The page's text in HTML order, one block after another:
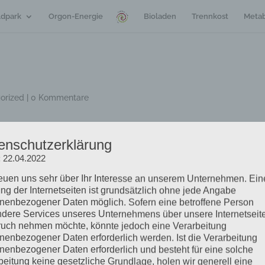
Orgon-Energie Bioladen Trennkost
0 Kommentare
und Schwung im Alltag. Das Abnehmen ging quasi
müssen. Die Auswahl an Lebensmitteln, die man essen darf,
Ich mache auf jeden Fall weiter auf diesem Weg!
22.04.2022
uns sehr über Ihr Interesse an unserem Unternehmen.
der Internetseiten ist grundsätzlich ohne jede Angabe
Daten möglich. Sofern eine betroffene Person
Services unseres Unternehmens über unsere
nehmen möchte, könnte jedoch eine Verarbeitung
Daten erforderlich werden. Ist die Verarbeitung
Daten erforderlich und besteht für eine solche
keine gesetzliche Grundlage, holen wir generell eine